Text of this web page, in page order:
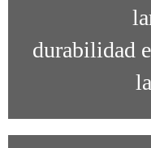
durabilidad